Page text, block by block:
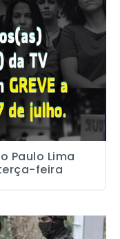
podem entrar em greve
Paulo Lima
feira
campos de refugiados